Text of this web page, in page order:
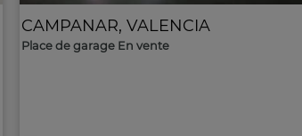
CAMPANAR, VALENCIA
Place de garage En vente